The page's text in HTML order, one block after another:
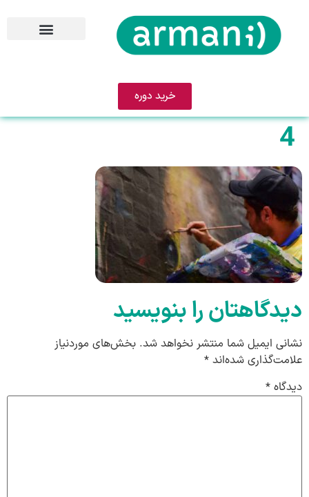
خرید دوره
4
دیدگاهتان را بنویسید
نشانی ایمیل شما منتشر نخواهد شد. بخش‌های موردنیاز
علامت‌گذاری شده‌اند *
دیدگاه *